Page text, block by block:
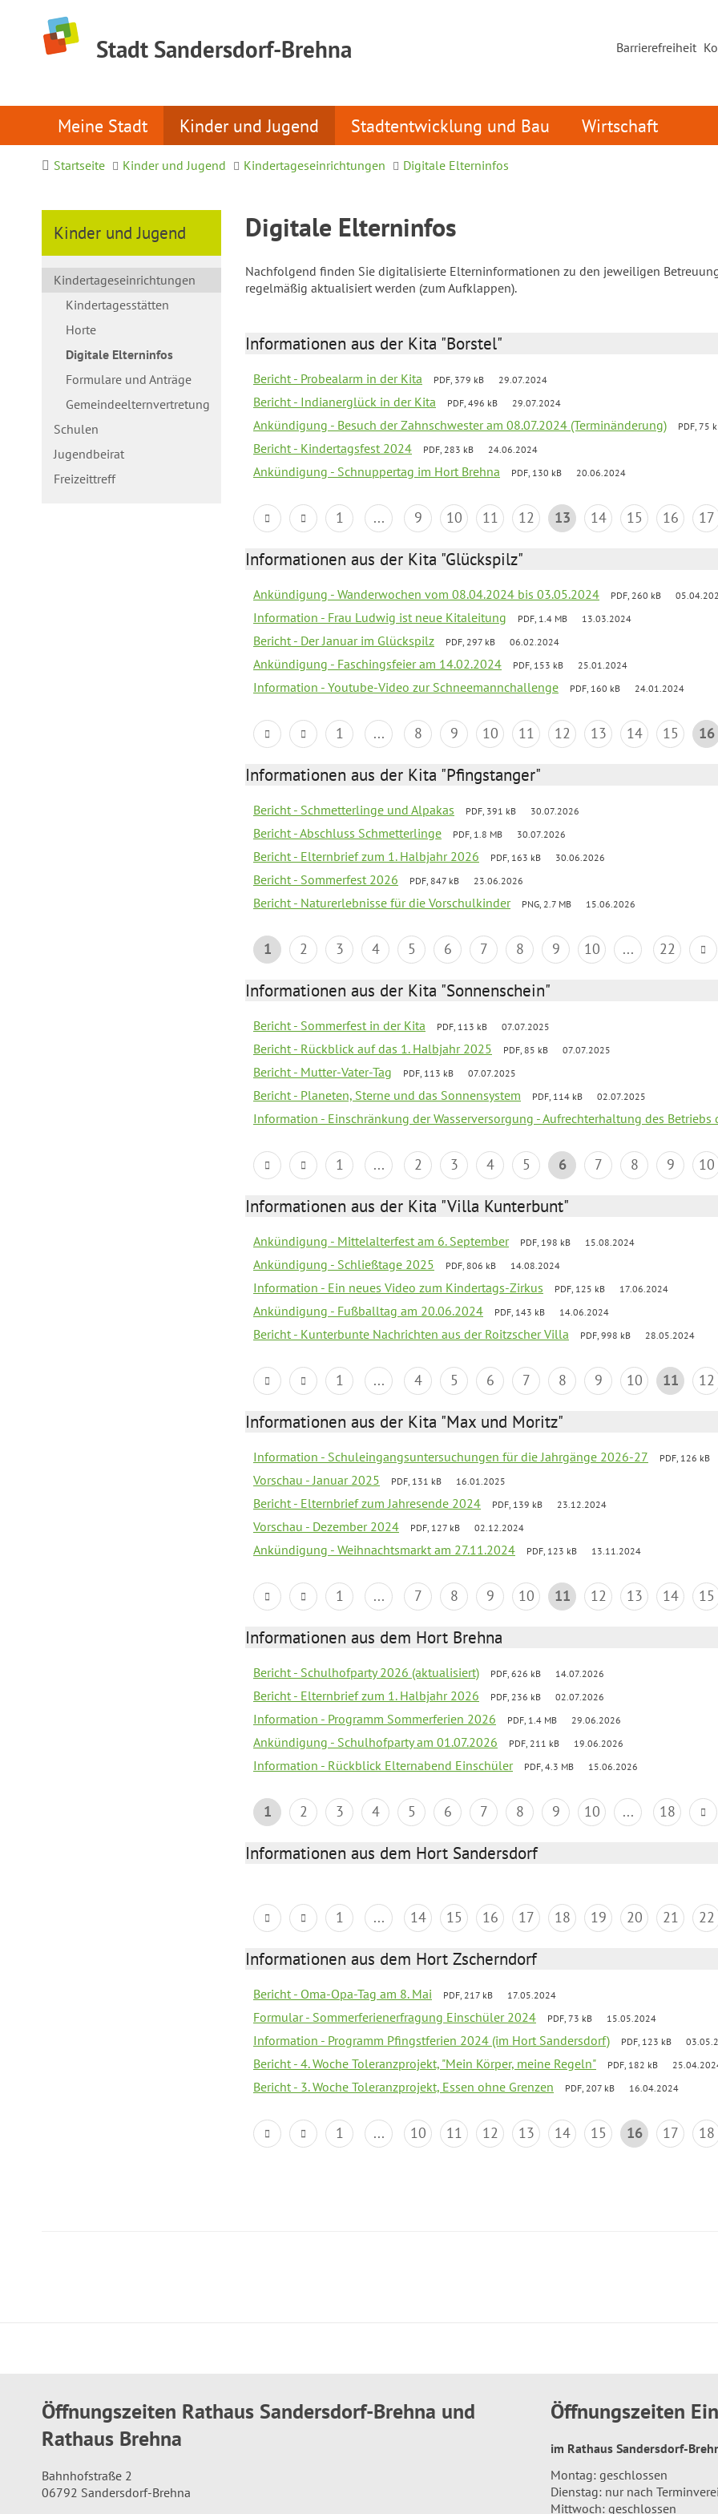
Stadt Sandersdorf-Brehna Barrierefreiheit
Meine Stadt Kinder und Jugend Stadtentwicklung und Bau Wirtschaft
Startseite Kinder und Jugend Kindertageseinrichtungen Digitale Elterninfos
Kinder und Jugend
Kindertageseinrichtungen
Kindertagesstätten
Horte
Digitale Elterninfos
Formulare und Anträge
Gemeindeelternvertretung
Schulen
Jugendbeirat
Freizeittreff
Digitale Elterninfos
Nachfolgend finden Sie digitalisierte Elterninformationen zu den jeweiligen
regelmäßig aktualisiert werden (zum Aufklappen).
Informationen aus der Kita "Borstel"
Bericht - Probealarm in der Kita PDF, 379 kB 29.07.2024
Bericht - Indianerglück in der Kita PDF, 496 kB 29.07.2024
Ankündigung - Besuch der Zahnschwester am 08.07.2024 (Terminänderung) PDF, 75
Bericht - Kindertagsfest 2024 PDF, 283 kB 24.06.2024
Ankündigung - Schnuppertag im Hort Brehna PDF, 130 kB 20.06.2024
1 ... 9 10 11 12 13 14 15 16 17
Informationen aus der Kita "Glückspilz"
Ankündigung - Wanderwochen vom 08.04.2024 bis 03.05.2024 PDF, 260 kB
Information - Frau Ludwig ist neue Kitaleitung PDF, 1.4 MB 13.03.2024
Bericht - Der Januar im Glückspilz PDF, 297 kB 06.02.2024
Ankündigung - Faschingsfeier am 14.02.2024 PDF, 153 kB 25.01.2024
Information - Youtube-Video zur Schneemannchallenge PDF, 160 kB 24.01.2024
1 ... 8 9 10 11 12 13 14 15 16
Informationen aus der Kita "Pfingstanger"
Bericht - Schmetterlinge und Alpakas PDF, 391 kB 30.07.2026
Bericht - Abschluss Schmetterlinge PDF, 1.8 MB 30.07.2026
Bericht - Elternbrief zum 1. Halbjahr 2026 PDF, 163 kB 30.06.2026
Bericht - Sommerfest 2026 PDF, 847 kB 23.06.2026
Bericht - Naturerlebnisse für die Vorschulkinder PNG, 2.7 MB 15.06.2026
1 2 3 4 5 6 7 8 9 10 ... 22
Informationen aus der Kita "Sonnenschein"
Bericht - Sommerfest in der Kita PDF, 113 kB 07.07.2025
Bericht - Rückblick auf das 1. Halbjahr 2025 PDF, 85 kB 07.07.2025
Bericht - Mutter-Vater-Tag PDF, 113 kB 07.07.2025
Bericht - Planeten, Sterne und das Sonnensystem PDF, 114 kB 02.07.2025
Information - Einschränkung der Wasserversorgung - Aufrechterhaltung des Betriebs
1 ... 2 3 4 5 6 7 8 9 10
Informationen aus der Kita "Villa Kunterbunt"
Ankündigung - Mittelalterfest am 6. September PDF, 198 kB 15.08.2024
Ankündigung - Schließtage 2025 PDF, 806 kB 14.08.2024
Information - Ein neues Video zum Kindertags-Zirkus PDF, 125 kB 17.06.2024
Ankündigung - Fußballtag am 20.06.2024 PDF, 143 kB 14.06.2024
Bericht - Kunterbunte Nachrichten aus der Roitzscher Villa PDF, 998 kB 28.05.2024
1 ... 4 5 6 7 8 9 10 11 12
Informationen aus der Kita "Max und Moritz"
Information - Schuleingangsuntersuchungen für die Jahrgänge 2026-27 PDF, 126 kB
Vorschau - Januar 2025 PDF, 131 kB 16.01.2025
Bericht - Elternbrief zum Jahresende 2024 PDF, 139 kB 23.12.2024
Vorschau - Dezember 2024 PDF, 127 kB 02.12.2024
Ankündigung - Weihnachtsmarkt am 27.11.2024 PDF, 123 kB 13.11.2024
1 ... 7 8 9 10 11 12 13 14 15
Informationen aus dem Hort Brehna
Bericht - Schulhofparty 2026 (aktualisiert) PDF, 626 kB 14.07.2026
Bericht - Elternbrief zum 1. Halbjahr 2026 PDF, 236 kB 02.07.2026
Information - Programm Sommerferien 2026 PDF, 1.4 MB 29.06.2026
Ankündigung - Schulhofparty am 01.07.2026 PDF, 211 kB 19.06.2026
Information - Rückblick Elternabend Einschüler PDF, 4.3 MB 15.06.2026
1 2 3 4 5 6 7 8 9 10 ... 18
Informationen aus dem Hort Sandersdorf
1 ... 14 15 16 17 18 19 20 21 22
Informationen aus dem Hort Zscherndorf
Bericht - Oma-Opa-Tag am 8. Mai PDF, 217 kB 17.05.2024
Formular - Sommerferienerfragung Einschüler 2024 PDF, 73 kB 15.05.2024
Information - Programm Pfingstferien 2024 (im Hort Sandersdorf) PDF, 123 kB
Bericht - 4. Woche Toleranzprojekt, "Mein Körper, meine Regeln" PDF, 182 kB
Bericht - 3. Woche Toleranzprojekt, Essen ohne Grenzen PDF, 207 kB 16.04.2024
1 ... 10 11 12 13 14 15 16 17 18
Öffnungszeiten Rathaus Sandersdorf-Brehna und
Rathaus Brehna
Bahnhofstraße 2
06792 Sandersdorf-Brehna
Öffnungszeiten
im Rathaus Sandersdorf-
Montag: geschlossen
Dienstag: nur nach
Mittwoch: geschlossen